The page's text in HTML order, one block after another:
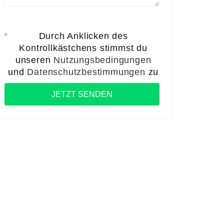
Durch Anklicken des
Kontrollkästchens stimmst du
unseren Nutzungsbedingungen
und Datenschutzbestimmungen zu